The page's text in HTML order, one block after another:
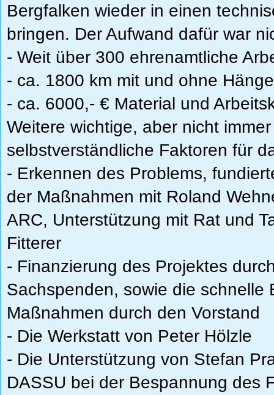
Bergfalken wieder in einen
bringen. Der Aufwand dafür war
- Weit über 300 ehrenamtliche
- ca. 1800 km mit und ohne
- ca. 6000,- € Material und
Weitere wichtige, aber nicht
selbstverständliche Faktoren für
- Erkennen des Problems,
der Maßnahmen mit Roland
ARC, Unterstützung mit Rat und
Fitterer
- Finanzierung des Projektes
Sachspenden, sowie die
Maßnahmen durch den Vorstand
- Die Werkstatt von Peter Hölzle
- Die Unterstützung von Stefan
DASSU bei der Bespannung des